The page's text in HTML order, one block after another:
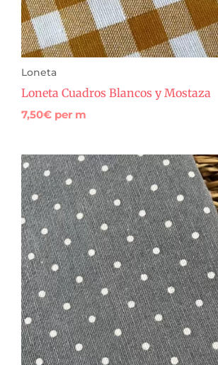
Loneta
Loneta Cuadros Blancos y Mostaza
7,50€ per m